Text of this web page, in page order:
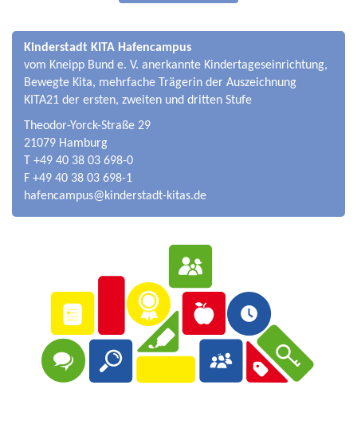
Kinderstadt KITA Hafencampus
vom Kneipp Bund e. V. anerkannte Kindertageseinrichtung,
Bewegte Kita, mehrfache Trägerin der Auszeichnung
KITA21 der ersten, zweiten und dritten Stufe
Theodor-Yorck-Straße 29
21079 Hamburg
T +49 40 38 03 698-0
F +49 40 38 03 698-1
hafencampus@kinderstadt-kitas.de